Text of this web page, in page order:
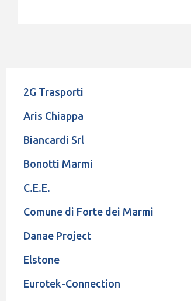
2G Trasporti
Aris Chiappa
Biancardi Srl
Bonotti Marmi
C.E.E.
Comune di Forte dei Marmi
Danae Project
Elstone
Eurotek-Connection